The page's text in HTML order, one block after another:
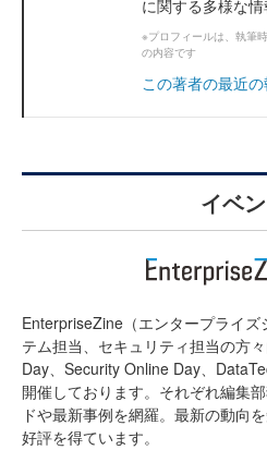
に関する多様な情
※プロフィールは、執筆
の内容です
この著者の最近
イベ
EnterpriseZine（エンタープライ
テム担当、セキュリティ担当の方
Day、Security Online Day、
開催しております。それぞれ編集
ドや最新事例を網羅。最新の動向
好評を得ています。